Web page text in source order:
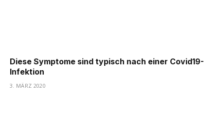
Diese Symptome sind typisch nach einer Covid19-
Infektion
3. MÄRZ 2020